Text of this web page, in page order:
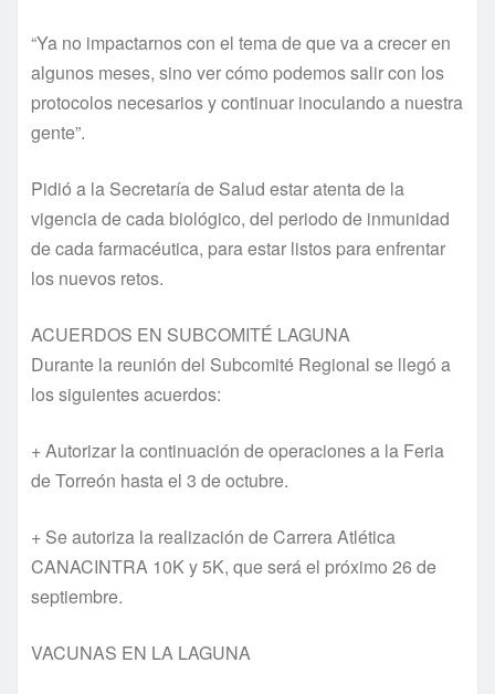
“Ya no impactarnos con el tema de que va a crecer en
algunos meses, sino ver cómo podemos salir con los
protocolos necesarios y continuar inoculando a nuestra
gente”.
Pidió a la Secretaría de Salud estar atenta de la
vigencia de cada biológico, del periodo de inmunidad
de cada farmacéutica, para estar listos para enfrentar
los nuevos retos.
ACUERDOS EN SUBCOMITÉ LAGUNA
Durante la reunión del Subcomité Regional se llegó a
los siguientes acuerdos:
+ Autorizar la continuación de operaciones a la Feria
de Torreón hasta el 3 de octubre.
+ Se autoriza la realización de Carrera Atlética
CANACINTRA 10K y 5K, que será el próximo 26 de
septiembre.
VACUNAS EN LA LAGUNA